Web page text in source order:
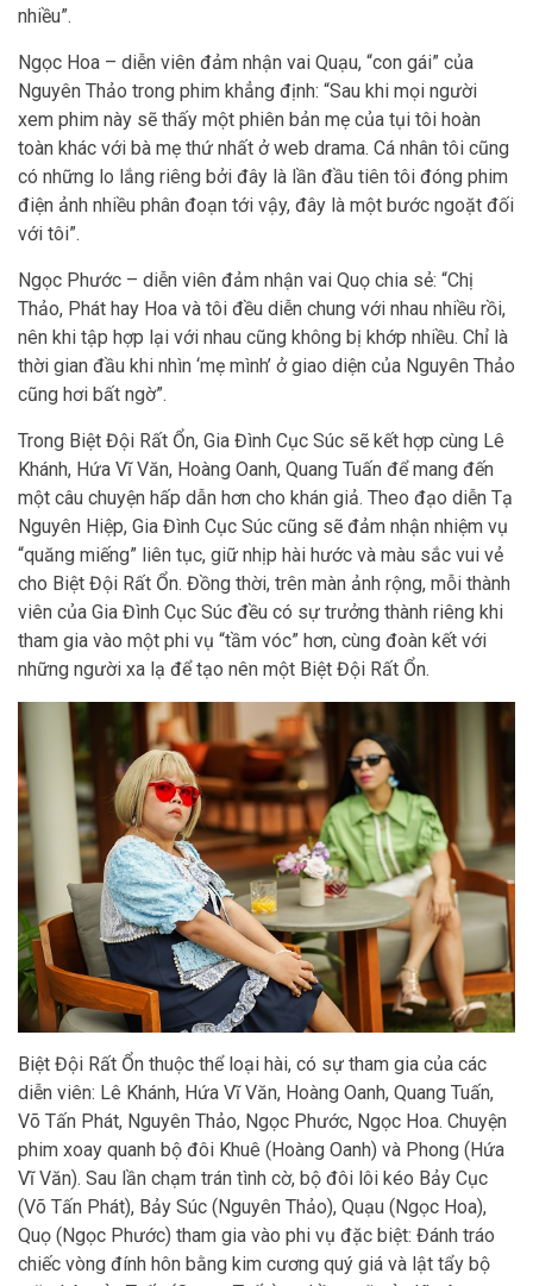
nhiều”.
Ngọc Hoa – diễn viên đảm nhận vai Quạu, “con gái” của
Nguyên Thảo trong phim khẳng định: “Sau khi mọi người
xem phim này sẽ thấy một phiên bản mẹ của tụi tôi hoàn
toàn khác với bà mẹ thứ nhất ở web drama. Cá nhân tôi cũng
có những lo lắng riêng bởi đây là lần đầu tiên tôi đóng phim
điện ảnh nhiều phân đoạn tới vậy, đây là một bước ngoặt đối
với tôi”.
Ngọc Phước – diễn viên đảm nhận vai Quọ chia sẻ: “Chị
Thảo, Phát hay Hoa và tôi đều diễn chung với nhau nhiều rồi,
nên khi tập hợp lại với nhau cũng không bị khớp nhiều. Chỉ là
thời gian đầu khi nhìn ‘mẹ mình’ ở giao diện của Nguyên Thảo
cũng hơi bất ngờ”.
Trong Biệt Đội Rất Ổn, Gia Đình Cục Súc sẽ kết hợp cùng Lê
Khánh, Hứa Vĩ Văn, Hoàng Oanh, Quang Tuấn để mang đến
một câu chuyện hấp dẫn hơn cho khán giả. Theo đạo diễn Tạ
Nguyên Hiệp, Gia Đình Cục Súc cũng sẽ đảm nhận nhiệm vụ
“quăng miếng” liên tục, giữ nhịp hài hước và màu sắc vui vẻ
cho Biệt Đội Rất Ổn. Đồng thời, trên màn ảnh rộng, mỗi thành
viên của Gia Đình Cục Súc đều có sự trưởng thành riêng khi
tham gia vào một phi vụ “tầm vóc” hơn, cùng đoàn kết với
những người xa lạ để tạo nên một Biệt Đội Rất Ổn.
Biệt Đội Rất Ổn thuộc thể loại hài, có sự tham gia của các
diễn viên: Lê Khánh, Hứa Vĩ Văn, Hoàng Oanh, Quang Tuấn,
Võ Tấn Phát, Nguyên Thảo, Ngọc Phước, Ngọc Hoa. Chuyện
phim xoay quanh bộ đôi Khuê (Hoàng Oanh) và Phong (Hứa
Vĩ Văn). Sau lần chạm trán tình cờ, bộ đôi lôi kéo Bảy Cục
(Võ Tấn Phát), Bảy Súc (Nguyên Thảo), Quạu (Ngọc Hoa),
Quọ (Ngọc Phước) tham gia vào phi vụ đặc biệt: Đánh tráo
chiếc vòng đính hôn bằng kim cương quý giá và lật tẩy bộ